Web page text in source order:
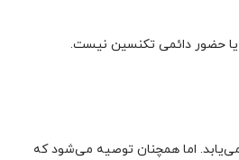
اما همچنان توصیه می‌شود که